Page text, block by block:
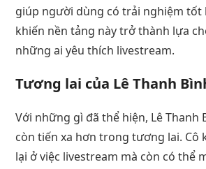
giúp người dùng có trải nghiệm tốt
khiến nền tảng này trở thành lựa
những ai yêu thích livestream.
Tương lai của Lê Thanh
Với những gì đã thể hiện, Lê Thanh
còn tiến xa hơn trong tương lai. Cô
lại ở việc livestream mà còn có thể